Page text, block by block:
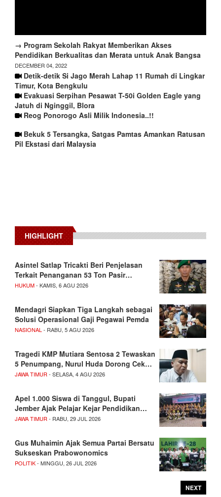
→ Program Sekolah Rakyat Memberikan Akses
Pendidikan Berkualitas dan Merata untuk Anak Bangsa
DECEMBER 04, 2022
Detik-detik Si Jago Merah Lahap 11 Rumah di Lingkar
Timur, Kota Bengkulu
Evakuasi Serpihan Pesawat T-50i Golden Eagle yang
Jatuh di Nginggil, Blora
Reog Ponorogo Asli Milik Indonesia..!!
Bekuk 5 Tersangka, Satgas Pamtas Amankan Ratusan
Pil Ekstasi dari Malaysia
HIGHLIGHT
Asintel Satlap Tricakti Beri Penjelasan
Terkait Penanganan 53 Ton Pasir…
HUKUM- KAMIS, 6 AGU 2026
Mendagri Siapkan Tiga Langkah sebagai
Solusi Operasional Gaji Pegawai Pemda
NASIONAL - RABU, 5 AGU 2026
Tragedi KMP Mutiara Sentosa 2 Tewaskan
5 Penumpang, Nurul Huda Dorong Cek…
JAWA TIMUR - SELASA, 4 AGU 2026
Apel 1.000 Siswa di Tanggul, Bupati
Jember Ajak Pelajar Kejar Pendidikan…
JAWA TIMUR - RABU, 29 JUL 2026
Gus Muhaimin Ajak Semua Partai Bersatu
Sukseskan Prabowonomics
POLITIK- MINGGU, 26 JUL 2026
NEXT